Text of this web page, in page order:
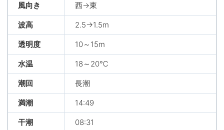
風向き 西→東
波高 2.5→1.5m
透明度 10～15m
水温 18～20℃
潮回 長潮
満潮 14:49
干潮 08:31